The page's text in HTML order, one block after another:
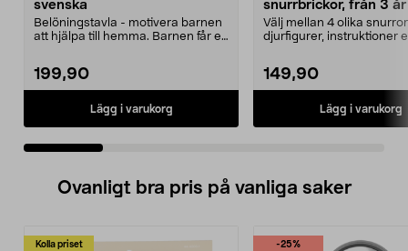
svenska
Belöningstavla - motivera barnen
att hjälpa till hemma. Barnen får en
199,90
Lägg i varukorg
snurrbrickor, från 3 år
Välj mellan 4 olika
djurfigurer, instruktioner
149,90
Lägg i varukorg
Ovanligt bra pris på vanliga saker
Kolla priset -25%